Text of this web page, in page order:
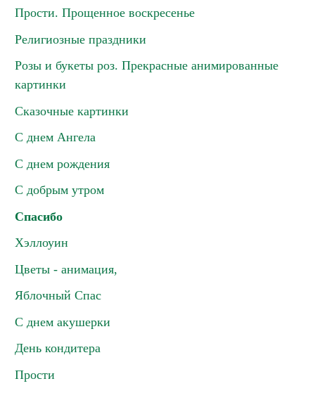
Прости. Прощенное воскресенье
Религиозные праздники
Розы и букеты роз. Прекрасные анимированные
картинки
Сказочные картинки
С днем Ангела
С днем рождения
С добрым утром
Спасибо
Хэллоуин
Цветы - анимация,
Яблочный Спас
С днем акушерки
День кондитера
Прости